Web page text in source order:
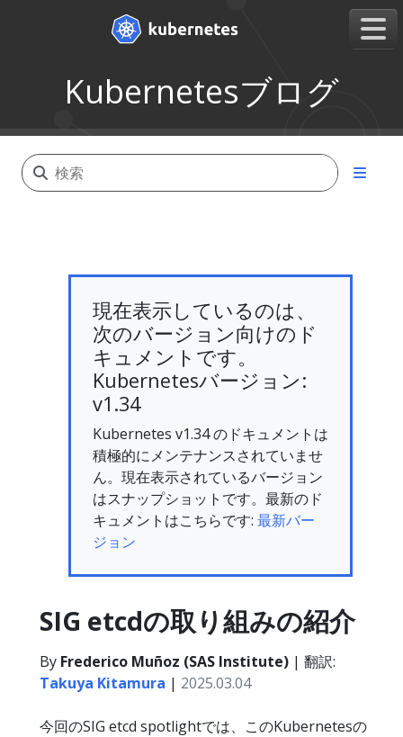
Kubernetesブログ
現在表示しているのは、
次のバージョン向けのド
キュメントです。
Kubernetesバージョン:
v1.34
Kubernetes v1.34 のドキュメントは
積極的にメンテナンスされていませ
ん。現在表示されているバージョン
はスナップショットです。最新のド
キュメントはこちらです: 最新バー
ジョン
SIG etcdの取り組みの紹介
By Frederico Muñoz (SAS Institute) | 翻訳:
Takuya Kitamura | 2025.03.04
今回のSIG etcd spotlightでは、このKubernetesの